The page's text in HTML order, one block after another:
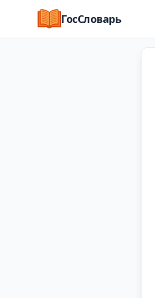
ГосСловарь